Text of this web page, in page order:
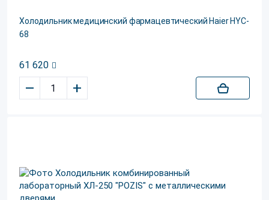
Холодильник медицинский фармацевтический Haier HYC-
68
61 620
– +